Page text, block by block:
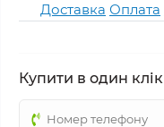
Доставка Оплата
Купити в один клік